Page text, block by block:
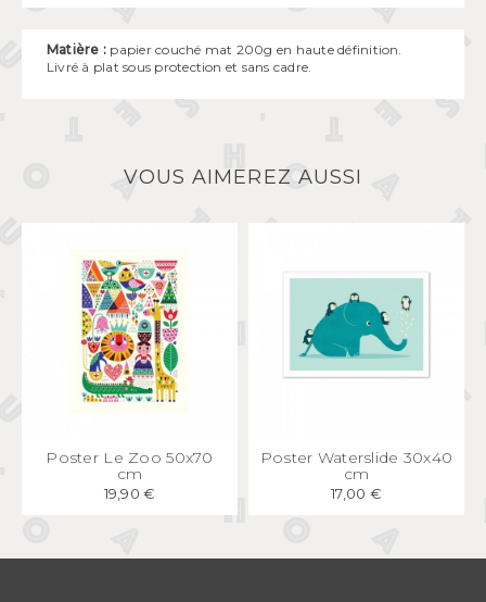
Matière : papier couché mat 200g en haute définition.
Livré à plat sous protection et sans cadre.
VOUS AIMEREZ AUSSI
APERÇU RAPIDE
Poster Le Zoo 50x70
cm
19,90 €
APERÇU RAPIDE
Poster Waterslide 30x40
cm
17,00 €